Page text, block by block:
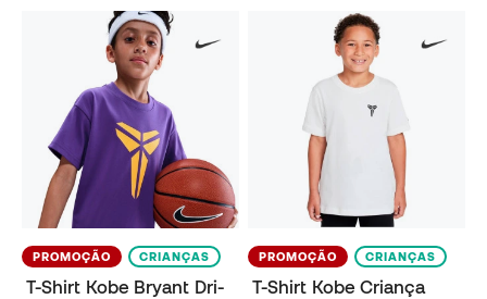
PROMOÇÃO CRIANÇAS
T-Shirt Kobe Bryant Dri-
PROMOÇÃO CRIANÇAS
T-Shirt Kobe Criança